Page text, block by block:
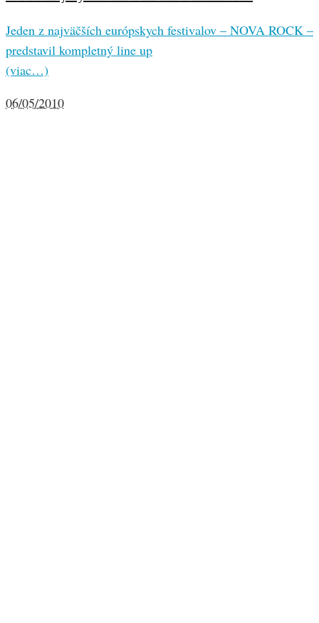
Jeden z najväčších európskych festivalov – NOVA ROCK –
predstavil kompletný line up
(viac…)
06/05/2010